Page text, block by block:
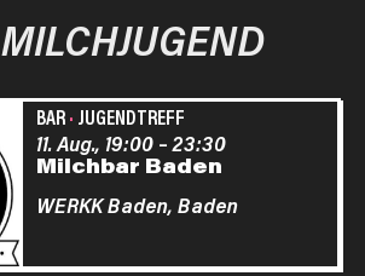
MILCHJUGEND
BAR· JUGENDTREFF
Milchbar Baden
11. Aug., 19:00–23:30
WERKK Baden, Baden